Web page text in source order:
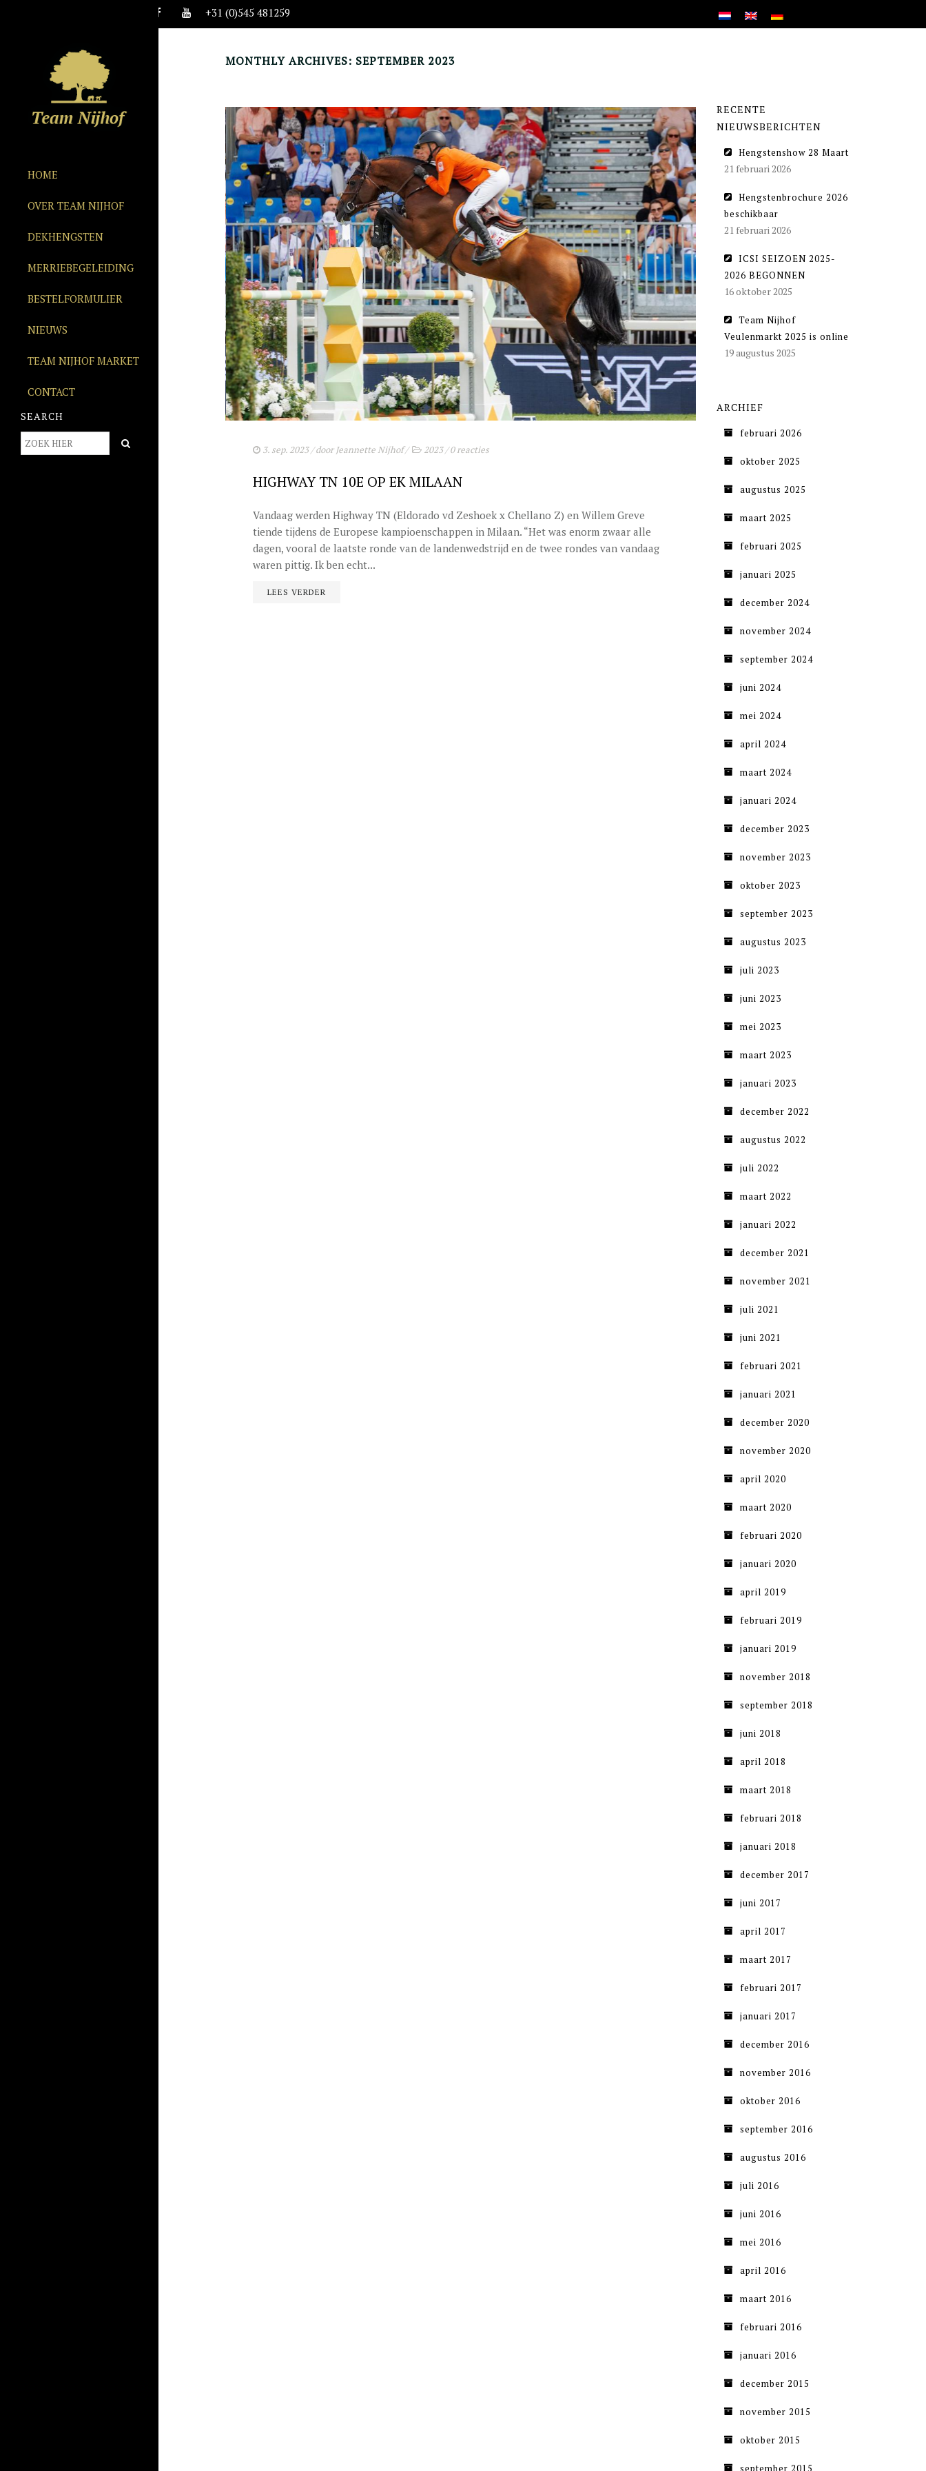
+31 (0)545 481259
HOME
OVER TEAM NIJHOF
DEKHENGSTEN
MERRIEBEGELEIDING
BESTELFORMULIER
NIEUWS
TEAM NIJHOF MARKET
CONTACT
SEARCH
MONTHLY ARCHIVES: SEPTEMBER 2023
3. sep. 2023/ doorJeannette Nijhof/ 2023/0 reacties
HIGHWAY TN 10E OP EK MILAAN
Vandaag werden Highway TN (Eldorado vd Zeshoek x Chellano Z) en Willem Greve
tiende tijdens de Europese kampioenschappen in Milaan. “Het was enorm zwaar alle
dagen, vooral de laatste ronde van de landenwedstrijd en de twee rondes van vandaag
waren pittig. Ik ben echt...
LEES VERDER
RECENTE
NIEUWSBERICHTEN
Hengstenshow 28 Maart
21 februari 2026
Hengstenbrochure 2026
beschikbaar
21 februari 2026
ICSI SEIZOEN 2025-
2026 BEGONNEN
16 oktober 2025
Team Nijhof
Veulenmarkt 2025 is online
19 augustus 2025
ARCHIEF
februari 2026
oktober 2025
augustus 2025
maart 2025
februari 2025
januari 2025
december 2024
november 2024
september 2024
juni 2024
mei 2024
april 2024
maart 2024
januari 2024
december 2023
november 2023
oktober 2023
september 2023
augustus 2023
juli 2023
juni 2023
mei 2023
maart 2023
januari 2023
december 2022
augustus 2022
juli 2022
maart 2022
januari 2022
december 2021
november 2021
juli 2021
juni 2021
februari 2021
januari 2021
december 2020
november 2020
april 2020
maart 2020
februari 2020
januari 2020
april 2019
februari 2019
januari 2019
november 2018
september 2018
juni 2018
april 2018
maart 2018
februari 2018
januari 2018
december 2017
juni 2017
april 2017
maart 2017
februari 2017
januari 2017
december 2016
november 2016
oktober 2016
september 2016
augustus 2016
juli 2016
juni 2016
mei 2016
april 2016
maart 2016
februari 2016
januari 2016
december 2015
november 2015
oktober 2015
september 2015